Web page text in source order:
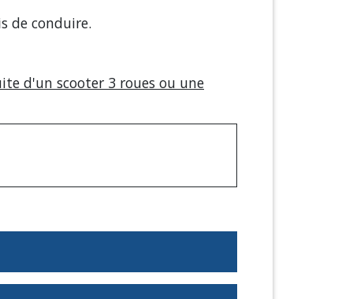
de conduire.
d'un scooter 3 roues ou une